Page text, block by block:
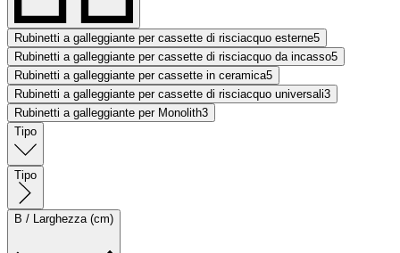
Rubinetti a galleggiante per cassette di risciacquo esterne5
Rubinetti a galleggiante per cassette di risciacquo da incasso5
Rubinetti a galleggiante per cassette in ceramica5
Rubinetti a galleggiante per cassette di risciacquo universali3
Rubinetti a galleggiante per Monolith3
Tipo
Tipo
B / Larghezza (cm)